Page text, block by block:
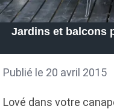
Jardins et balcons
Publié le 20 avril 2015
Lové dans votre